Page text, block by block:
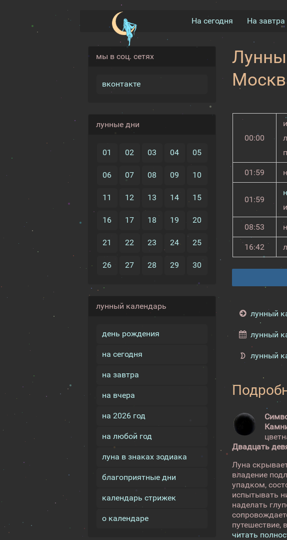
На сегодня На завтра
мы в соц. сетях
вконтакте
лунные дни
01 02 03 04 05
06 07 08 09 10
11 12 13 14 15
16 17 18 19 20
21 22 23 24 25
26 27 28 29 30
лунный календарь
день рождения
на сегодня
на завтра
на вчера
на 2026 год
на любой год
луна в знаках зодиака
благоприятные дни
календарь стрижек
о календаре
00:00
01:59
01:59
08:53
16:42
лунный
лунный
лунный
Двадцать
Луна
владение
упадком,
испытывать
наделать
путешествие,
читать